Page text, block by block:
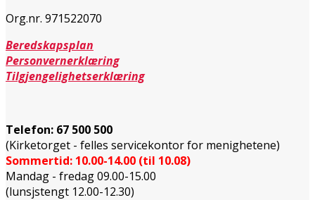
Org.nr. 971522070
Beredskapsplan
Personvernerklæring
Tilgjengelighetserklæring
Telefon: 67 500 500
(Kirketorget - felles servicekontor for menighetene)
Sommertid: 10.00-14.00 (til 10.08)
Mandag - fredag 09.00-15.00
(lunsjstengt 12.00-12.30)